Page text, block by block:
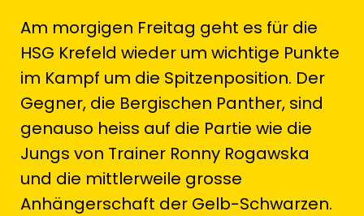
Am morgigen Freitag geht es für die
HSG Krefeld wieder um wichtige Punkte
im Kampf um die Spitzenposition. Der
Gegner, die Bergischen Panther, sind
genauso heiss auf die Partie wie die
Jungs von Trainer Ronny Rogawska
und die mittlerweile grosse
Anhängerschaft der Gelb-Schwarzen.